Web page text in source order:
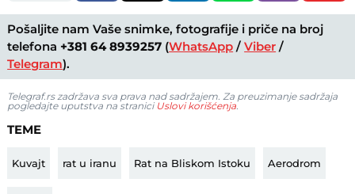
Pošaljite nam Vaše snimke, fotografije i priče na broj
telefona +381 64 8939257 (WhatsApp /Viber /
Telegram).
Telegraf.rs zadržava sva prava nad sadržajem. Za preuzimanje sadržaja
pogledajte uputstva na stranici Uslovi korišćenja.
TEME
Kuvajt rat u iranu Rat na Bliskom Istoku Aerodrom